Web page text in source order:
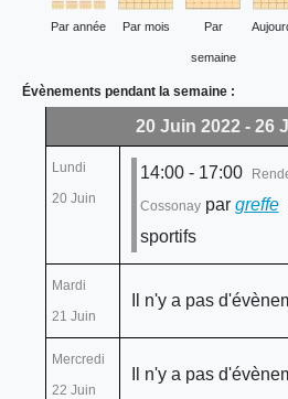
Par année Par mois Par
semaine
Évènements pendant la semaine :
20 Juin 2022 - 26
Lundi
20 Juin
14:00 - 17:00
Cossonaypar greffe
sportifs
Mardi
21 Juin
Il n'y a pas
Mercredi
22 Juin
Il n'y a pas